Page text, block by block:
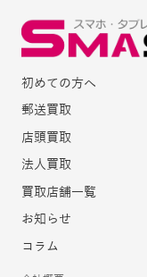
初めての方へ
郵送買取
店頭買取
法人買取
買取店舗一覧
お知らせ
コラム